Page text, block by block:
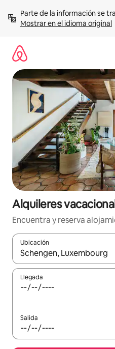
contenidoMostrar en el idioma original
Alquileres
Encuentra y reserva
Ubicación
Cuando los resultados
Llegada
Salida